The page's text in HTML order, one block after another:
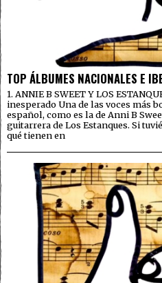
TOP ÁLBUMES NACIONALES E
1. ANNIE B SWEET Y LOS
inesperado Una de las voces más
español, como es la de Anni B
guitarrera de Los Estanques. Si
qué tienen en